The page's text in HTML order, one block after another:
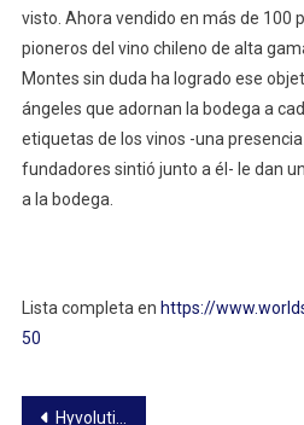
visto. Ahora vendido en más de 100
pioneros del vino chileno de alta
Montes sin duda ha logrado ese
ángeles que adornan la bodega a
etiquetas de los vinos -una
fundadores sintió junto a él- le dan
a la bodega.
Lista completa en https://
50
Hyvolution 2023 culmina con alta afluencia de visitantes